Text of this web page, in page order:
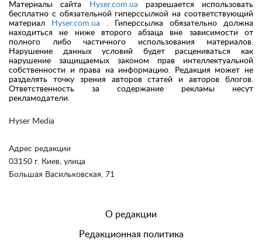
Hyser Media
Адрес редакции
03150 г. Киев, улица
Большая Васильковская, 71
Материалы сайта
Hyser.com.ua разрешается использовать
бесплатно с обязательной гиперссылкой на соответствующий
материал
Hyser.com.ua . Гиперссылка обязательно должна
находиться не ниже второго абзаца вне зависимости от
полного либо частичного использования материалов.
Нарушение данных условий будет расцениваться как
нарушение защищаемых законом прав интеллектуальной
собственности и права на информацию. Редакция может не
разделять точку зрения авторов статей и авторов блогов.
Ответственность за содержание рекламы несут
рекламодатели.
О редакции
Редакционная политика